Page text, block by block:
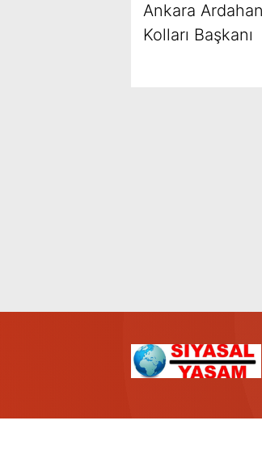
Ankara
Kolları Başkanı